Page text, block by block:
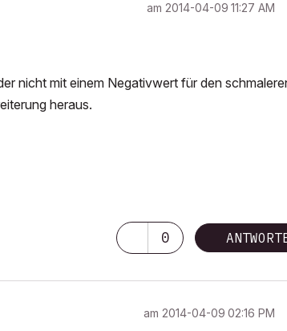
am ‎2014-04-09 11:27 AM
nicht mit einem Negativwert für den
heraus.
0
am ‎2014-04-09 02:16 PM